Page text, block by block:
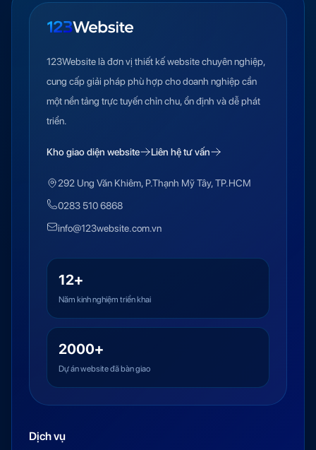
123Website là đơn vị thiết kế website chuyên nghiệp,
cung cấp giải pháp phù hợp cho doanh nghiệp cần
một nền tảng trực tuyến chỉn chu, ổn định và dễ phát
triển.
Kho giao diện website Liên hệ tư vấn
292 Ung Văn Khiêm, P.Thạnh Mỹ Tây, TP.HCM
0283 510 6868
info@123website.com.vn
12+
Năm kinh nghiệm triển khai
2000+
Dự án website đã bàn giao
Dịch vụ